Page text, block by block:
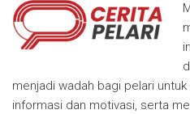
menjadi wadah bagi pelari
informasi dan motivasi, serta